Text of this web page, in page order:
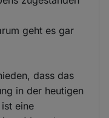
geht es gar
dass das
in der heutigen
eine